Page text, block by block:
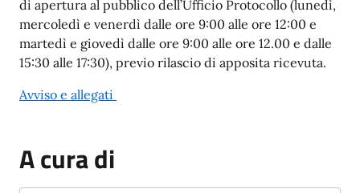
di apertura al pubblico dell’Ufficio Protocollo (lunedì,
mercoledì e venerdì dalle ore 9:00 alle ore 12:00 e
martedì e giovedì dalle ore 9:00 alle ore 12.00 e dalle
15:30 alle 17:30), previo rilascio di apposita ricevuta.
Avviso e allegati
A cura di